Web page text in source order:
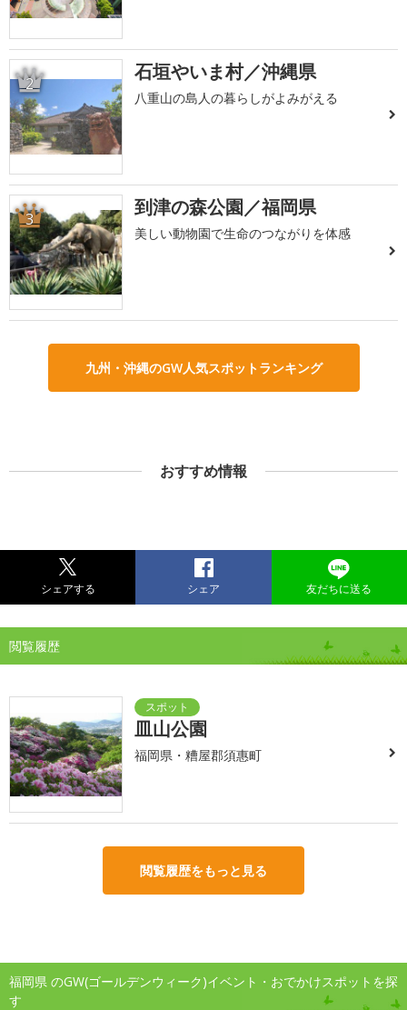
2 石垣やいま村／沖縄県
八重山の島人の暮らしがよみがえる
3 到津の森公園／福岡県
美しい動物園で生命のつながりを体感
九州・沖縄のGW人気スポットランキング
おすすめ情報
シェアする シェア 友だちに送る
閲覧履歴
皿山公園
福岡県・糟屋郡須惠町
閲覧履歴をもっと見る
福岡県 のGW(ゴールデンウィーク)イベント・おでかけスポットを探
す